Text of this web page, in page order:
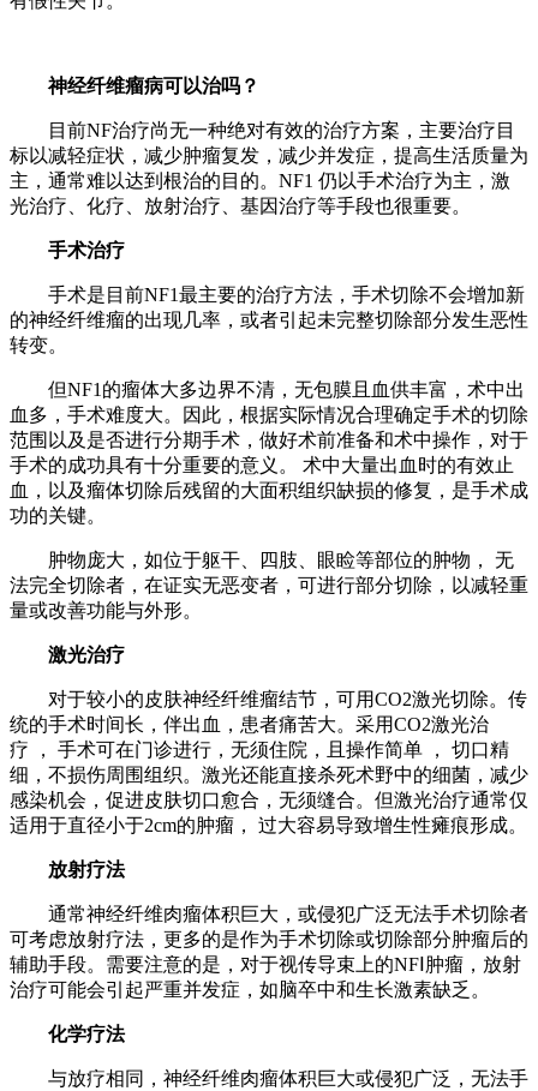
神经纤维瘤病可以治吗？
目前NF治疗尚无一种绝对有效的治疗方案，主要治疗目
标以减轻症状，减少肿瘤复发，减少并发症，提高生活质量为
主，通常难以达到根治的目的。NF1 仍以手术治疗为主，激
光治疗、化疗、放射治疗、基因治疗等手段也很重要。
手术治疗
手术是目前NF1最主要的治疗方法，手术切除不会增加新
的神经纤维瘤的出现几率，或者引起未完整切除部分发生恶性
转变。
但NF1的瘤体大多边界不清，无包膜且血供丰富，术中出
血多，手术难度大。因此，根据实际情况合理确定手术的切除
范围以及是否进行分期手术，做好术前准备和术中操作，对于
手术的成功具有十分重要的意义。 术中大量出血时的有效止
血，以及瘤体切除后残留的大面积组织缺损的修复，是手术成
功的关键。
肿物庞大，如位于躯干、四肢、眼睑等部位的肿物， 无
法完全切除者，在证实无恶变者，可进行部分切除，以减轻重
量或改善功能与外形。
激光治疗
对于较小的皮肤神经纤维瘤结节，可用CO2激光切除。传
统的手术时间长，伴出血，患者痛苦大。采用CO2激光治
疗 ， 手术可在门诊进行，无须住院，且操作简单 ， 切口精
细，不损伤周围组织。激光还能直接杀死术野中的细菌，减少
感染机会，促进皮肤切口愈合，无须缝合。但激光治疗通常仅
适用于直径小于2cm的肿瘤， 过大容易导致增生性瘫痕形成。
放射疗法
通常神经纤维肉瘤体积巨大，或侵犯广泛无法手术切除者
可考虑放射疗法，更多的是作为手术切除或切除部分肿瘤后的
辅助手段。需要注意的是，对于视传导束上的NFⅠ肿瘤，放射
治疗可能会引起严重并发症，如脑卒中和生长激素缺乏。
化学疗法
与放疗相同，神经纤维肉瘤体积巨大或侵犯广泛，无法手